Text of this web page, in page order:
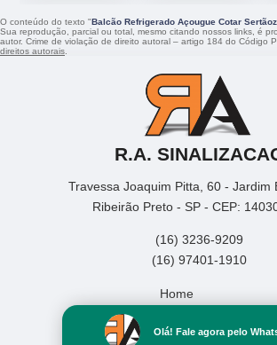
O conteúdo do texto "Balcão Refrigerado Açougue Cotar
Sua reprodução, parcial ou total, mesmo citando nossos links, é
autor. Crime de violação de direito autoral – artigo 184 do Código
direitos autorais.
R.A.
Travessa Joaquim Pitta, 60 - Jardim
Ribeirão Preto - SP - CEP:
(16) 3236-9209
(16) 97401-1910
Home
Missão
Olá! Fale agora pelo